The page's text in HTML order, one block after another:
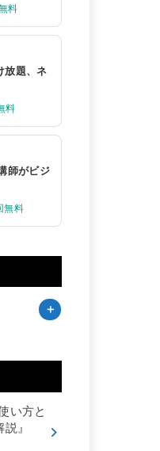
料
放題、ネ
料
師がビジ
無料
い方と
』